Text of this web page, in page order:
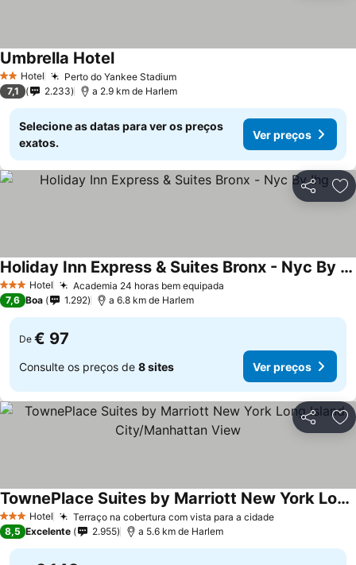
2 Estrelas
Hotel Perto do Yankee Stadium
Umbrella Hotel
7,1 2.233 a 2.9 km de Harlem
Selecione as datas para ver os preços
exatos.
Ver preços
Partilhar
3 EstrelasHotel Academia 24 horas bem equipada
Holiday Inn Express & Suites Bronx - Nyc By Ihg
7,6 Boa 1.292 a 6.8 km de Harlem
De € 97
Consulte os preços de 8 sites Ver preços
Partilhar
3 EstrelasHotel Terraço na cobertura com vista para a cidade
TownePlace Suites by Marriott New York Long Island City/Manhattan View
8,5 Excelente 2.955 a 5.6 km de Harlem